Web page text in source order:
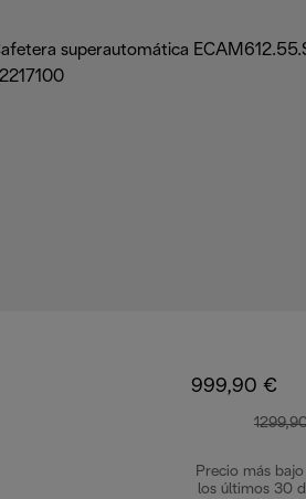
999,90 €
Precio más bajo
los últimos 30